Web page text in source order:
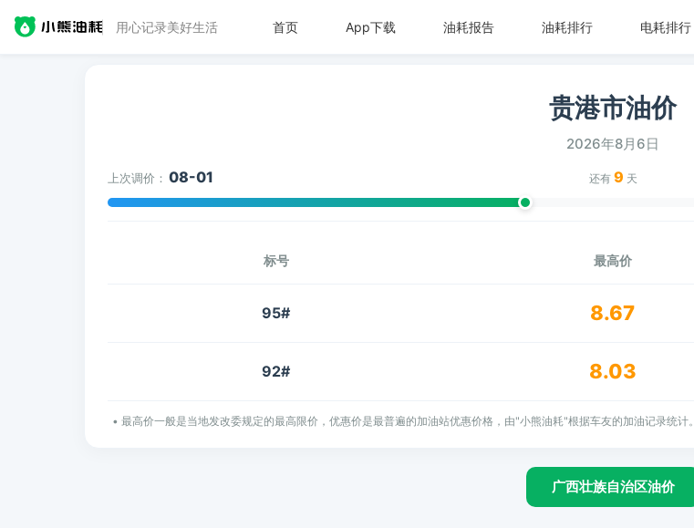
用心记录美好生活 首页 App下载 油耗报告 油耗排行 电耗排行
贵港市油价
2026年8月6日
上次调价： 08-01 还有 9 天
标号 最高价
95# 8.67
92# 8.03
• 最高价一般是当地发改委规定的最高限价，优惠价是最普遍的加油站优惠价格，由"小熊油耗"根据车友的加油记录统计。
广西壮族自治区油价